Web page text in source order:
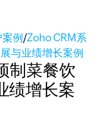
案例/Zoho CRM系
与业绩增长案例
制菜餐饮
绩增长案